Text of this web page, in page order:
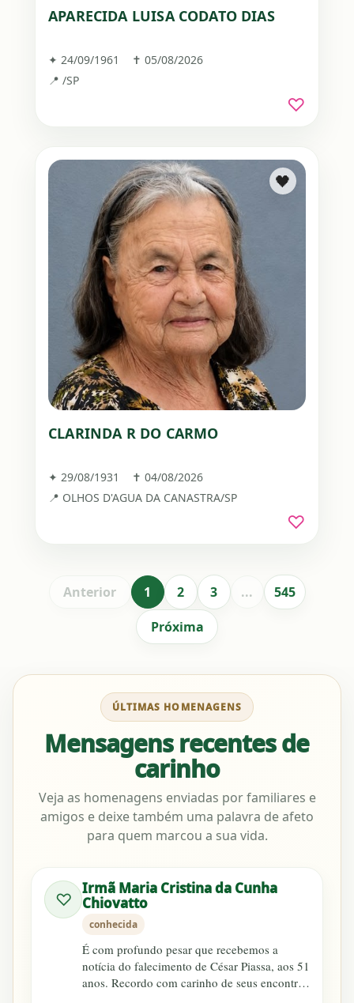
APARECIDA LUISA CODATO DIAS
✦ 24/09/1961 ✝ 05/08/2026
📍 /SP
♡
🖤
CLARINDA R DO CARMO
✦ 29/08/1931 ✝ 04/08/2026
📍 OLHOS D'AGUA DA CANASTRA/SP
♡
Anterior 1 2 3 ...
545
Próxima
ÚLTIMAS HOMENAGENS
Mensagens recentes de
carinho
Veja as homenagens enviadas por familiares e
amigos e deixe também uma palavra de afeto
para quem marcou a sua vida.
♡
Irmã Maria Cristina da Cunha
Chiovatto
conhecida
É com profundo pesar que recebemos a
notícia do falecimento de César Piassa, aos 51
anos. Recordo com carinho de seus encontros